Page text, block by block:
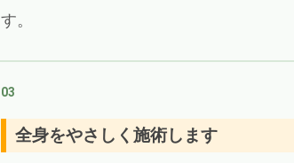
す。
03
全身をやさしく施術します